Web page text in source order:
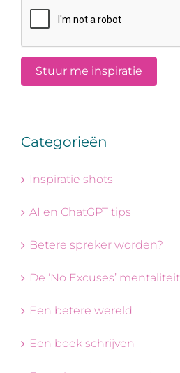
Categorieën
Inspiratie shots
AI en ChatGPT tips
Betere spreker worden?
De ‘No Excuses’ mentaliteit
Een betere wereld
Een boek schrijven